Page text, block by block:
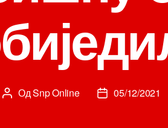
Аутор
ОдSnp Online
Датум
05/12/2021